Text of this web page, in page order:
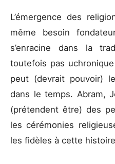
L’émergence des
même besoin
s’enracine dans la
toutefois pas
peut (devrait pouvoir)
dans le temps. Abram,
(prétendent être) des
les cérémonies
les fidèles à cette